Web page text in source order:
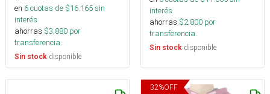
en 6cuotas de $16.165sin
interés
ahorras $3.880 por
transferencia.
Sin stock disponible
interés
ahorras $2.800 por
transferencia.
Sin stock disponible
32%OFF